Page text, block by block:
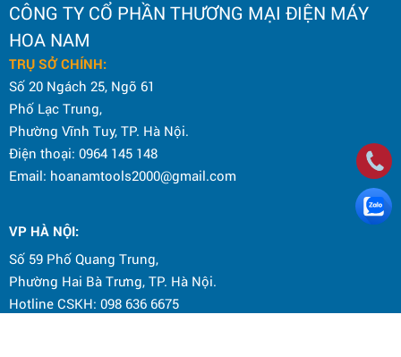
CÔNG TY CỔ PHẦN THƯƠNG MẠI ĐIỆN MÁY
HOA NAM
TRỤ SỞ CHÍNH:
Số 20 Ngách 25, Ngõ 61
Phố Lạc Trung,
Phường Vĩnh Tuy, TP. Hà Nội.
Điện thoại: 0964 145 148
Email: hoanamtools2000@gmail.com
VP HÀ NỘI:
Số 59 Phố Quang Trung,
Phường Hai Bà Trưng, TP. Hà Nội.
Hotline CSKH: 098 636 6675